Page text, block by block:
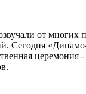
от многих
Сегодня
церемония